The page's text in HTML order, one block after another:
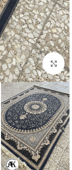
بزرگنمایی